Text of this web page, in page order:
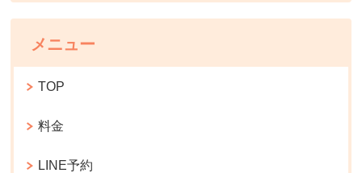
メニュー
TOP
料金
LINE予約